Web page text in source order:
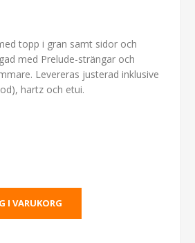
topp i gran samt sidor och
med Prelude-strängar och
Levereras justerad inklusive
hartz och etui.